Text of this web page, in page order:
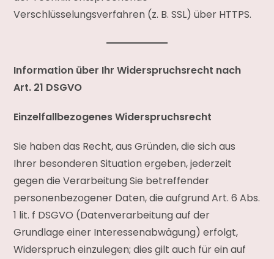
Verschlüsselungsverfahren (z. B. SSL) über HTTPS.
Information über Ihr Widerspruchsrecht nach
Art. 21 DSGVO
Einzelfallbezogenes Widerspruchsrecht
Sie haben das Recht, aus Gründen, die sich aus
Ihrer besonderen Situation ergeben, jederzeit
gegen die Verarbeitung Sie betreffender
personenbezogener Daten, die aufgrund Art. 6 Abs.
1 lit. f DSGVO (Datenverarbeitung auf der
Grundlage einer Interessenabwägung) erfolgt,
Widerspruch einzulegen; dies gilt auch für ein auf